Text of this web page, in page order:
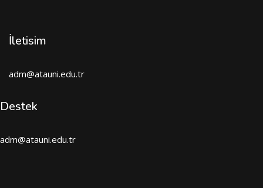
İletisim
adm@atauni.edu.tr
Destek
adm@atauni.edu.tr